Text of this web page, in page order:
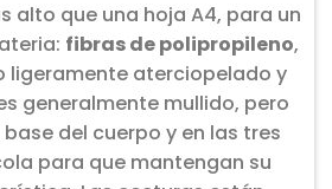
alto que una hoja A4, para un
fibras de polipropileno,
ligeramente aterciopelado y
generalmente mullido, pero
del cuerpo y en las tres
para que mantengan su